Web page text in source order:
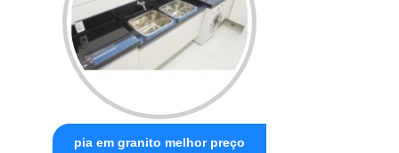
pia em granito melhor preço